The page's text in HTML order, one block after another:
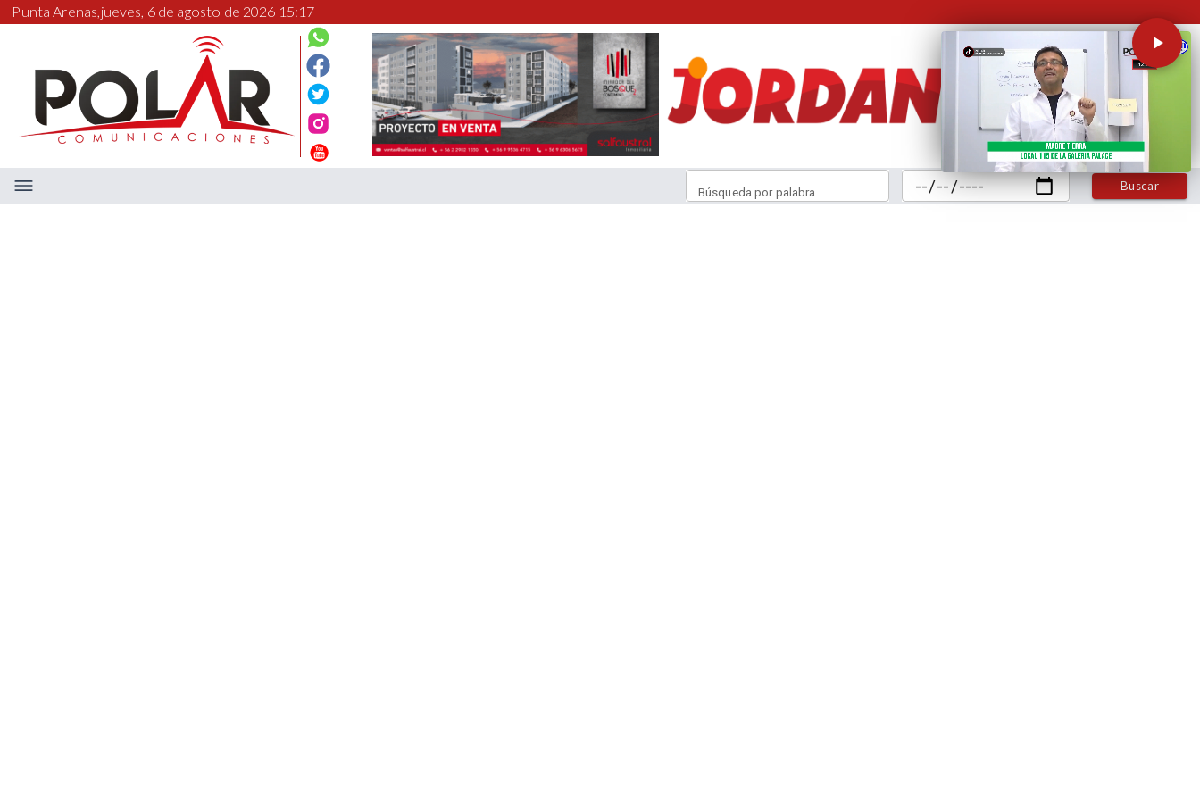
Punta Arenas,jueves, 6 de agosto de 2026 15:17
Buscar
Búsqueda por palabra